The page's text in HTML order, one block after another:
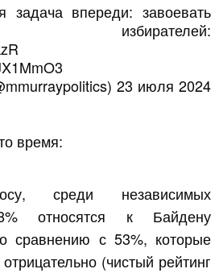
впереди: завоевать
избирателей:
23 июля 2024
время:
среди независимых
относятся к Байдену
сравнению с 53%, которые
(чистый рейтинг